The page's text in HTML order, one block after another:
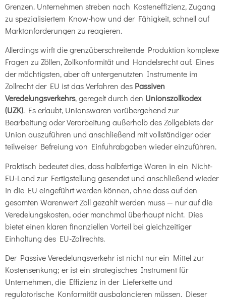
Grenzen. Unternehmen streben nach Kosteneffizienz, Zugang
zu spezialisiertem Know-how und der Fähigkeit, schnell auf
Marktanforderungen zu reagieren.
Allerdings wirft die grenzüberschreitende Produktion komplexe
Fragen zu Zöllen, Zollkonformität und Handelsrecht auf. Eines
der mächtigsten, aber oft untergenutzten Instrumente im
Zollrecht der EU ist das Verfahren des Passiven
Veredelungsverkehrs, geregelt durch den Unionszollkodex
(UZK). Es erlaubt, Unionswaren vorübergehend zur
Bearbeitung oder Verarbeitung außerhalb des Zollgebiets der
Union auszuführen und anschließend mit vollständiger oder
teilweiser Befreiung von Einfuhrabgaben wieder einzuführen.
Praktisch bedeutet dies, dass halbfertige Waren in ein Nicht-
EU-Land zur Fertigstellung gesendet und anschließend wieder
in die EU eingeführt werden können, ohne dass auf den
gesamten Warenwert Zoll gezahlt werden muss — nur auf die
Veredelungskosten, oder manchmal überhaupt nicht. Dies
bietet einen klaren finanziellen Vorteil bei gleichzeitiger
Einhaltung des EU-Zollrechts.
Der Passive Veredelungsverkehr ist nicht nur ein Mittel zur
Kostensenkung; er ist ein strategisches Instrument für
Unternehmen, die Effizienz in der Lieferkette und
regulatorische Konformität ausbalancieren müssen. Dieser